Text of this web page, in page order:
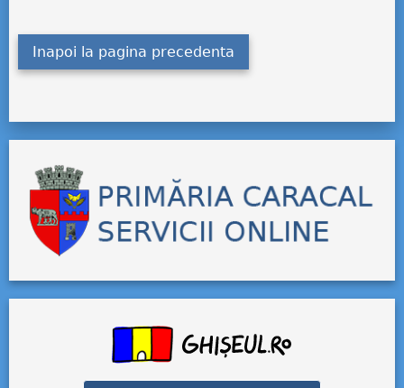
Inapoi la pagina precedenta